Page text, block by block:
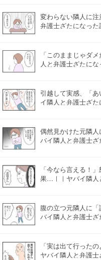
変わらない隣人に
弁護士ざたになった
「このままじゃダ
人と弁護士ざたに
引越して実感、「
イ隣人と弁護士ざ
偶然見かけた元隣
バイ隣人と弁護士
「今なら言える！
果…｜｜ヤバイ隣人
腹の立つ元隣人に
バイ隣人と弁護士
「実は出て行った
ヤバイ隣人と弁護